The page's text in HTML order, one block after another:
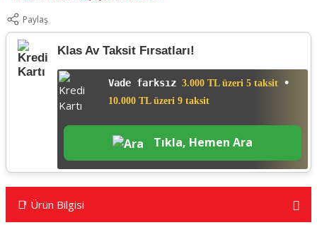
Paylaş
Klas Av Taksit Fırsatları!
Vade farksız 3.000 TL üzeri 5 taksit •
10.000 TL üzeri 9 taksit
Tıkla, Hemen Ara
📑 Ürün Bilgisi